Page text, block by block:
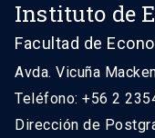
Instituto de
Facultad de
Avda. Vicuña
Teléfono: +56 2
Dirección de